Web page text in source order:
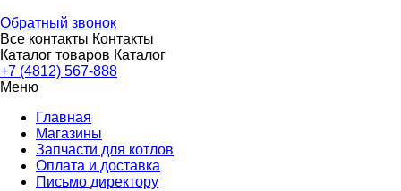
Обратный звонок
Все контакты Контакты
Каталог товаров Каталог
+7 (4812) 567-888
Меню
Главная
Магазины
Запчасти для котлов
Оплата и доставка
Письмо директору